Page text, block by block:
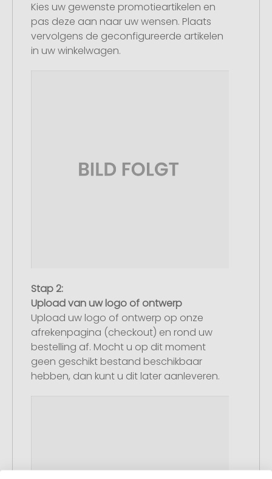
Kies uw gewenste promotieartikelen en
pas deze aan naar uw wensen. Plaats
vervolgens de geconfigureerde artikelen
in uw winkelwagen.
Stap 2:
Upload van uw logo of ontwerp
Upload uw logo of ontwerp op onze
afrekenpagina (checkout) en rond uw
bestelling af. Mocht u op dit moment
geen geschikt bestand beschikbaar
hebben, dan kunt u dit later aanleveren.